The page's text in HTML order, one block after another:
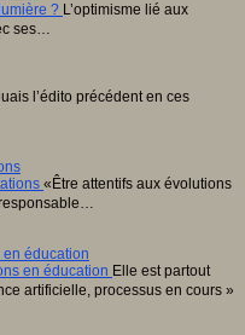
L’optimisme lié aux
ses…
l’édito précédent en ces
«Être attentifs aux évolutions
en éducation
Elle est partout
artificielle, processus en cours »